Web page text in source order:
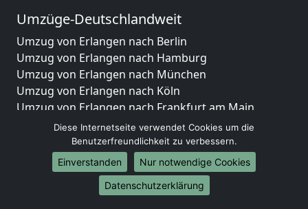
Umzüge-Deutschlandweit
Umzug von Erlangen nach Berlin
Umzug von Erlangen nach Hamburg
Umzug von Erlangen nach München
Umzug von Erlangen nach Köln
Umzug von Erlangen nach Frankfurt am Main
Umzug von Erlangen nach Stuttgart
Umzug von Erlangen nach Düsseldorf
Umzug von Erlangen nach Leipzig
Umzug von Erlangen nach Dortmund
Umzug von Erlangen nach Essen
Diese Internetseite verwendet Cookies um die
Benutzerfreundlichkeit zu verbessern.
Einverstanden
Nur notwendige Cookies
Datenschutzerklärung